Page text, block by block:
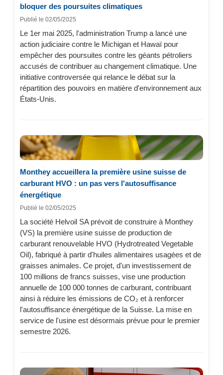
bloquer des poursuites climatiques
Publié le 02/05/2025
Le 1er mai 2025, l'administration Trump a lancé une
action judiciaire contre le Michigan et Hawaï pour
empêcher des poursuites contre les géants pétroliers
accusés de contribuer au changement climatique. Une
initiative controversée qui relance le débat sur la
répartition des pouvoirs en matière d'environnement aux
États-Unis.
Monthey accueillera la première usine suisse de
carburant HVO : un pas vers l'autosuffisance
énergétique
Publié le 02/05/2025
La société Helvoil SA prévoit de construire à Monthey
(VS) la première usine suisse de production de
carburant renouvelable HVO (Hydrotreated Vegetable
Oil), fabriqué à partir d'huiles alimentaires usagées et de
graisses animales. Ce projet, d'un investissement de
100 millions de francs suisses, vise une production
annuelle de 100 000 tonnes de carburant, contribuant
ainsi à réduire les émissions de CO₂ et à renforcer
l'autosuffisance énergétique de la Suisse. La mise en
service de l'usine est désormais prévue pour le premier
semestre 2026.